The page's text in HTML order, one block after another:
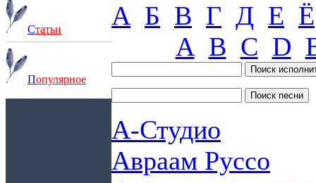
Статьи
Популярное
А Б В Г Д Е Ё
A B C D
А-Студио
Авраам Руссо